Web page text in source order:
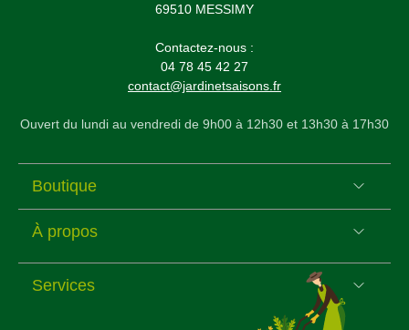
69510 MESSIMY
Contactez-nous :
04 78 45 42 27
contact@jardinetsaisons.fr
Ouvert du lundi au vendredi de 9h00 à 12h30 et 13h30 à 17h30
Boutique
À propos
Services